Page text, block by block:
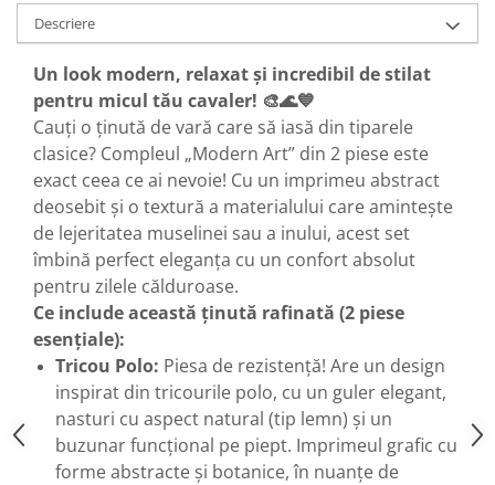
Descriere
Un look modern, relaxat și incredibil de stilat
pentru micul tău cavaler! 🎨🌊💙
Cauți o ținută de vară care să iasă din tiparele
clasice? Compleul „Modern Art” din 2 piese este
exact ceea ce ai nevoie! Cu un imprimeu abstract
deosebit și o textură a materialului care amintește
de lejeritatea muselinei sau a inului, acest set
îmbină perfect eleganța cu un confort absolut
pentru zilele călduroase.
Ce include această ținută rafinată (2 piese
esențiale):
Tricou Polo: Piesa de rezistență! Are un design
inspirat din tricourile polo, cu un guler elegant,
nasturi cu aspect natural (tip lemn) și un
buzunar funcțional pe piept. Imprimeul grafic cu
forme abstracte și botanice, în nuanțe de